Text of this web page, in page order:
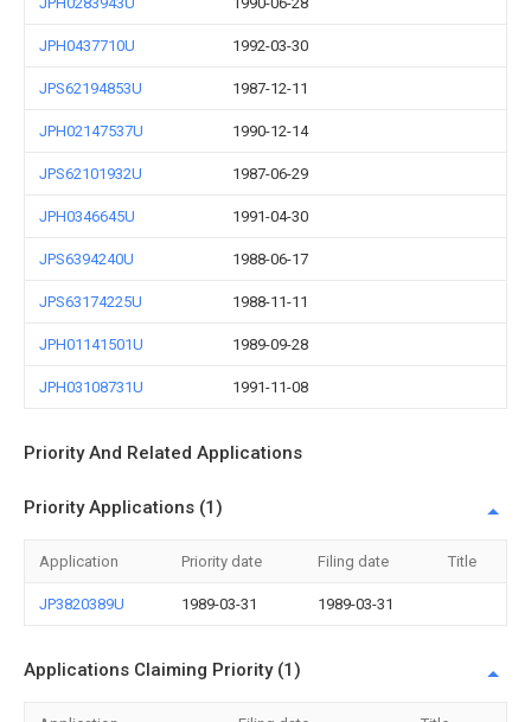
JPH0437710U 1992-03-30
JPS62194853U 1987-12-11
JPH02147537U 1990-12-14
JPS62101932U 1987-06-29
JPH0346645U 1991-04-30
JPS6394240U 1988-06-17
JPS63174225U 1988-11-11
JPH01141501U 1989-09-28
JPH03108731U 1991-11-08
Priority And Related Applications
Priority Applications (1)
Application Priority date Filing date Title
JP3820389U 1989-03-31 1989-03-31
Applications Claiming Priority (1)